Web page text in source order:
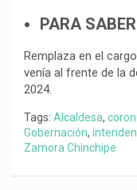
PARA SABER
Remplaza en el
venía al frente de la
2024.
Tags: Alcaldesa,
Gobernación,
Zamora Chinchipe